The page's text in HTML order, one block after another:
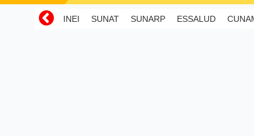
INEI SUNAT SUNARP ESSALUD